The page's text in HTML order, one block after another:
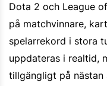
Dota 2 och League
på matchvinnare,
spelarrekord i stora
uppdateras i realtid,
tillgängligt på nästan